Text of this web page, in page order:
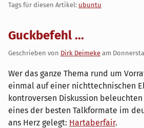
Tags für diesen Artikel: ubuntu
Guckbefehl ...
Geschrieben von Dirk Deimeke am
Wer das ganze Thema rund um
einmal auf einer nichttechnischen
kontroversen Diskussion
eines der besten Talkformate im
ans Herz gelegt: Hartaberfair.